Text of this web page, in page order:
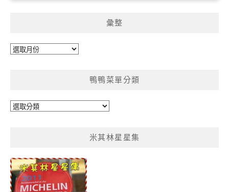
彙整
彙
鴨鴨菜單分類
鴨
類
米其林星星集